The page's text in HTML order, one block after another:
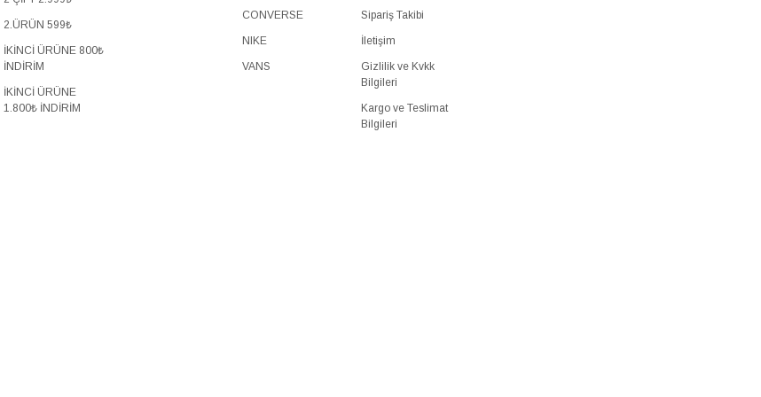
2.ÜRÜN 599₺
İKİNCİ ÜRÜNE 800₺
İNDİRİM
İKİNCİ ÜRÜNE
1.800₺ İNDİRİM
CONVERSE
NIKE
VANS
Sipariş Takibi
İletişim
Gizlilik ve Kvkk
Bilgileri
Kargo ve Teslimat
Bilgileri